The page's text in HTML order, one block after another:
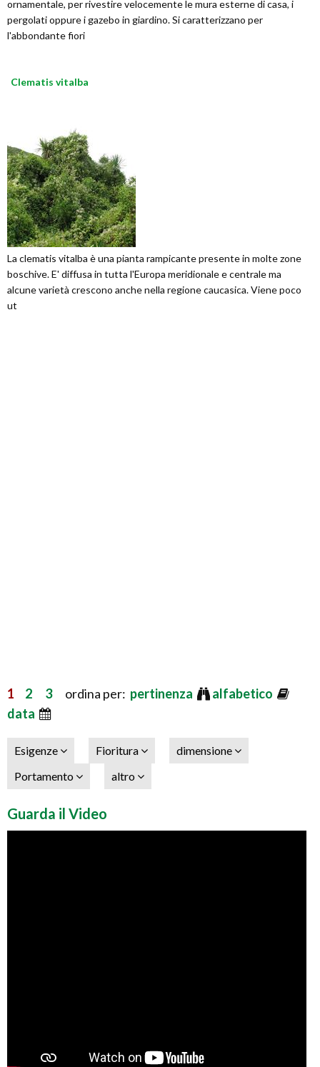
ornamentale, per rivestire velocemente le mura esterne di casa, i
pergolati oppure i gazebo in giardino. Si caratterizzano per
l'abbondante fiori
Clematis vitalba
La clematis vitalba è una pianta rampicante presente in molte zone
boschive. E' diffusa in tutta l'Europa meridionale e centrale ma
alcune varietà crescono anche nella regione caucasica. Viene poco
ut
1 2 3ordina per: pertinenza
alfabetico
data
Esigenze Fioritura
dimensione
Portamento
altro
Guarda il Video